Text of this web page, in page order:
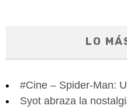
LO
#Cine – Spider-Man:
Syot abraza la